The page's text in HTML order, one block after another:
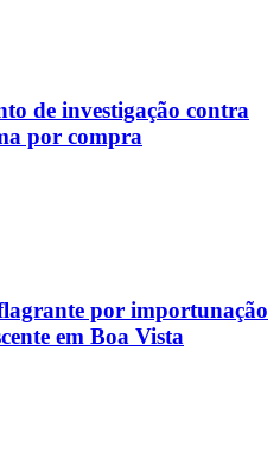
de investigação contra
por compra
por importunação
em Boa Vista